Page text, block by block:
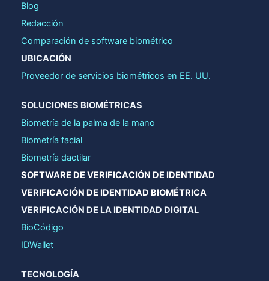
Blog
Redacción
Comparación de software biométrico
UBICACIÓN
Proveedor de servicios biométricos en EE. UU.
SOLUCIONES BIOMÉTRICAS
Biometría de la palma de la mano
Biometría facial
Biometría dactilar
SOFTWARE DE VERIFICACIÓN DE IDENTIDAD
VERIFICACIÓN DE IDENTIDAD BIOMÉTRICA
VERIFICACIÓN DE LA IDENTIDAD DIGITAL
BioCódigo
IDWallet
TECNOLOGÍA